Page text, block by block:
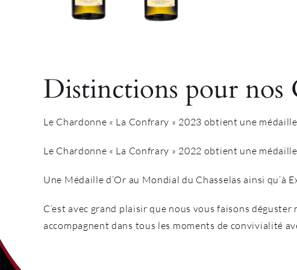
Distinctions pour nos
Le Chardonne « La Confrary » 2023 obtient une
Le Chardonne « La Confrary » 2022 obtient une
Une Médaille d’Or au Mondial du Chasselas ainsi
C’est avec grand plaisir que nous vous faisons
accompagnent dans tous les moments de convivialité